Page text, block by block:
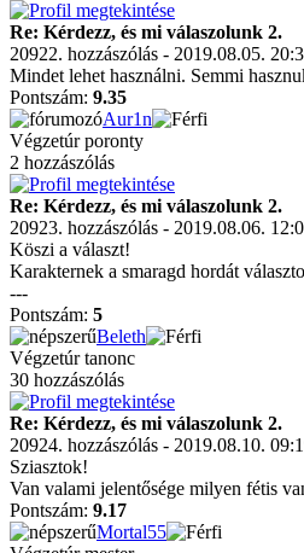
Re: Kérdezz, és mi válaszolunk 2.
20922. hozzászólás - 2019.08.05.
Mindet lehet használni. Semmi
Pontszám: 9.35
Aur1n
Végzetúr poronty
2 hozzászólás
Re: Kérdezz, és mi válaszolunk 2.
20923. hozzászólás - 2019.08.06.
Köszi a választ!
Karakternek a smaragd hordát
---
Pontszám: 5
Beleth
Végzetúr tanonc
30 hozzászólás
Re: Kérdezz, és mi válaszolunk 2.
20924. hozzászólás - 2019.08.10.
Sziasztok!
Van valami jelentősége milyen fétis
Pontszám: 9.17
Mortal55